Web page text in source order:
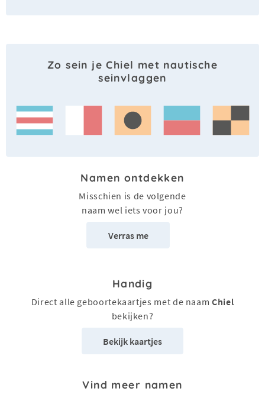
Zo sein je Chiel met nautische
seinvlaggen
Namen ontdekken
Misschien is de volgende
naam wel iets voor jou?
Verras me
Handig
Direct alle geboortekaartjes met de naamChiel
bekijken?
Bekijk kaartjes
Vind meer namen